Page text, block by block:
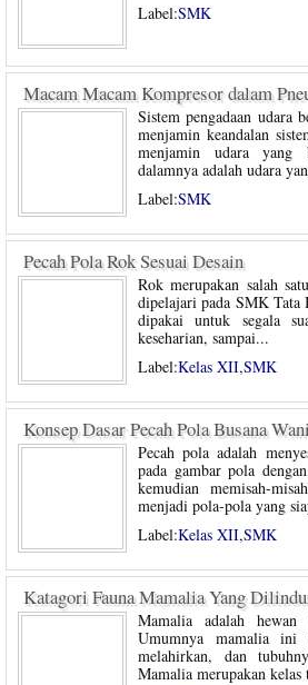
Label:SMK
Macam Macam Kompresor dalam
Sistem pengadaan udara
menjamin keandalan
menjamin udara yang
dalamnya adalah udara
Label:SMK
Pecah Pola Rok Sesuai Desain
Rok merupakan salah
dipelajari pada SMK Tata
dipakai untuk segala
keseharian, sampai...
Label:Kelas XII,SMK
Konsep Dasar Pecah Pola Busana
Pecah pola adalah
pada gambar pola
kemudian memisah-
menjadi pola-pola yang
Label:Kelas XII,SMK
Katagori Fauna Mamalia Yang
Mamalia adalah hewan
Umumnya mamalia ini
melahirkan, dan
Mamalia merupakan